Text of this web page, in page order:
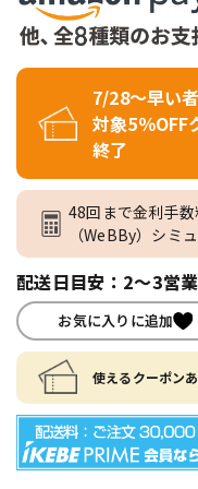
7/28～早い
対象5％
終了
48回まで金利手
（WeBBy）シミ
配送日目安：2～3営
お気に入りに追加
使えるクーポン